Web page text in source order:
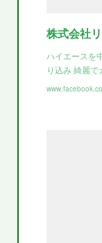
株式会社
ハイエースを
り込み 綺麗